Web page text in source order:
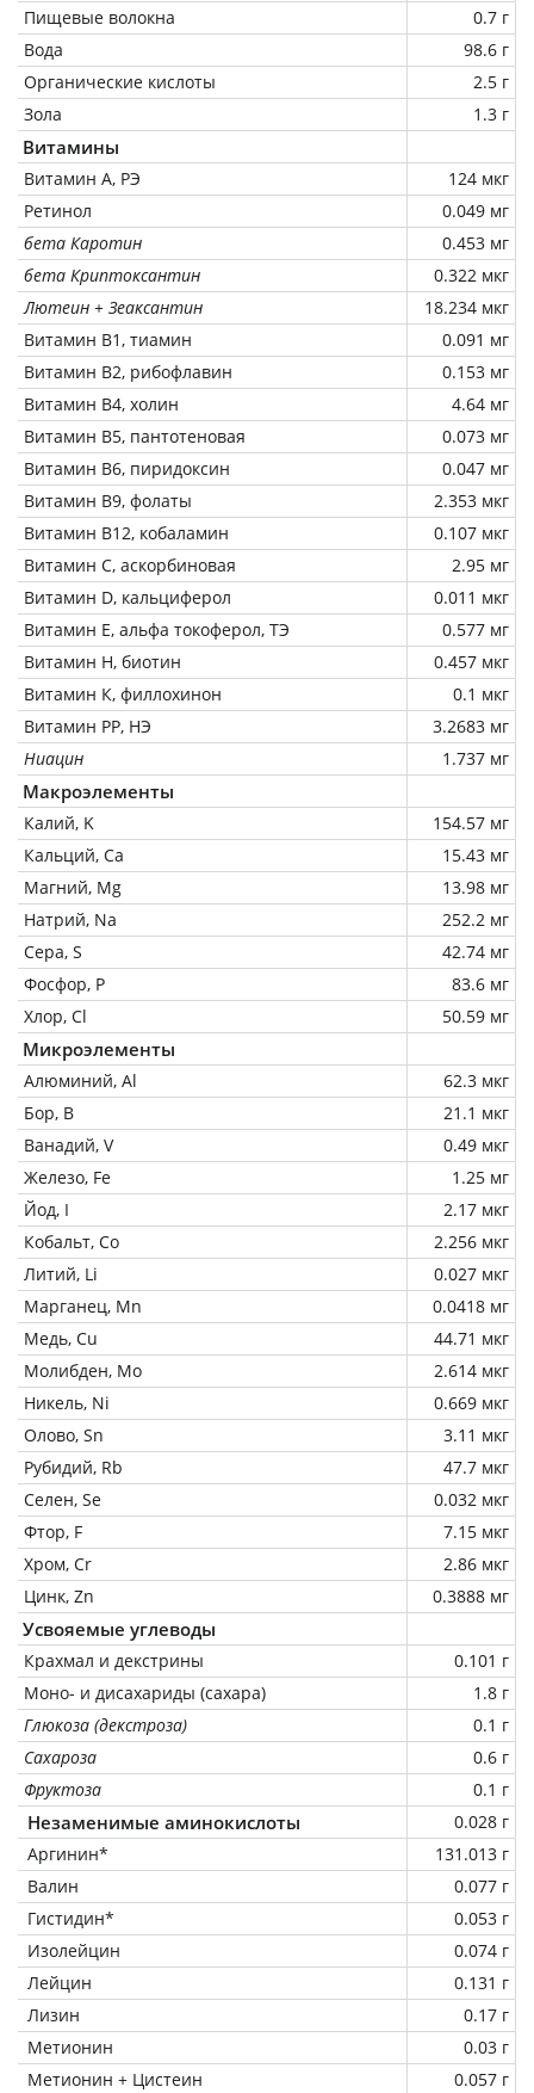
Пищевые волокна
0.7 г
Вода
98.6 г
Органические кислоты
2.5 г
Зола
1.3 г
Витамины
Витамин А, РЭ
124 мкг
Ретинол
0.049 мг
бета Каротин
0.453 мг
бета Криптоксантин
0.322 мкг
Лютеин + Зеаксантин
18.234 мкг
Витамин В1, тиамин
0.091 мг
Витамин В2, рибофлавин
0.153 мг
Витамин В4, холин
4.64 мг
Витамин В5, пантотеновая
0.073 мг
Витамин В6, пиридоксин
0.047 мг
Витамин В9, фолаты
2.353 мкг
Витамин В12, кобаламин
0.107 мкг
Витамин C, аскорбиновая
2.95 мг
Витамин D, кальциферол
0.011 мкг
Витамин Е, альфа токоферол, ТЭ
0.577 мг
Витамин Н, биотин
0.457 мкг
Витамин К, филлохинон
0.1 мкг
Витамин РР, НЭ
3.2683 мг
Ниацин
1.737 мг
Макроэлементы
Калий, K
154.57 мг
Кальций, Ca
15.43 мг
Магний, Mg
13.98 мг
Натрий, Na
252.2 мг
Сера, S
42.74 мг
Фосфор, P
83.6 мг
Хлор, Cl
50.59 мг
Микроэлементы
Алюминий, Al
62.3 мкг
Бор, B
21.1 мкг
Ванадий, V
0.49 мкг
Железо, Fe
1.25 мг
Йод, I
2.17 мкг
Кобальт, Co
2.256 мкг
Литий, Li
0.027 мкг
Марганец, Mn
0.0418 мг
Медь, Cu
44.71 мкг
Молибден, Mo
2.614 мкг
Никель, Ni
0.669 мкг
Олово, Sn
3.11 мкг
Рубидий, Rb
47.7 мкг
Селен, Se
0.032 мкг
Фтор, F
7.15 мкг
Хром, Cr
2.86 мкг
Цинк, Zn
0.3888 мг
Усвояемые углеводы
Крахмал и декстрины
0.101 г
Моно- и дисахариды (сахара)
1.8 г
Глюкоза (декстроза)
0.1 г
Сахароза
0.6 г
Фруктоза
0.1 г
Незаменимые аминокислоты
0.028 г
Аргинин*
131.013 г
Валин
0.077 г
Гистидин*
0.053 г
Изолейцин
0.074 г
Лейцин
0.131 г
Лизин
0.17 г
Метионин
0.03 г
Метионин + Цистеин
0.057 г